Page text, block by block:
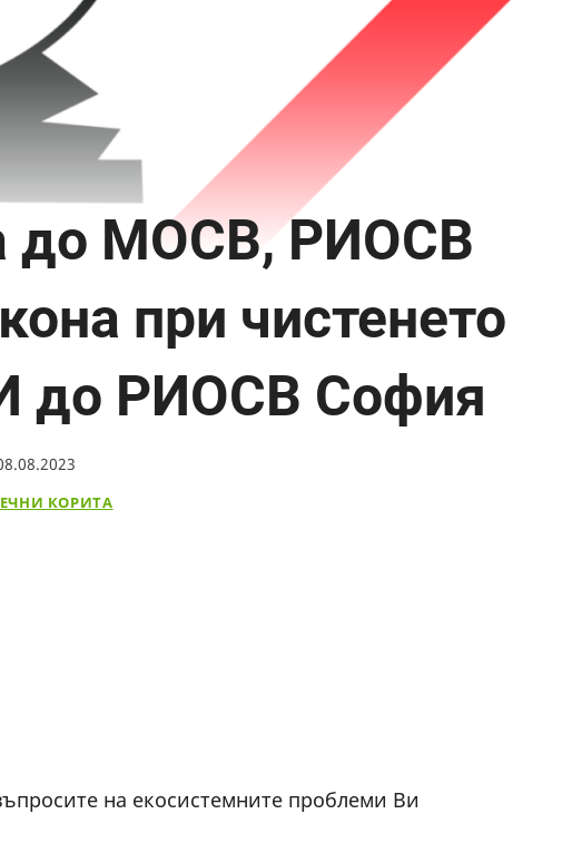
до МОСВ, РИОСВ
при чистенето
до РИОСВ София
КОРИТА
на екосистемните проблеми Ви